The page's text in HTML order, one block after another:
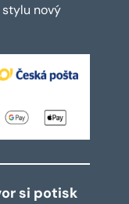
nový
si potisk